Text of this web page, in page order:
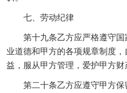
七、劳动纪律
第十九条乙方应严格遵守
业道德和甲方的各项规章制度
益，服从甲方管理，爱护甲方财
第二十条乙方应遵守甲方